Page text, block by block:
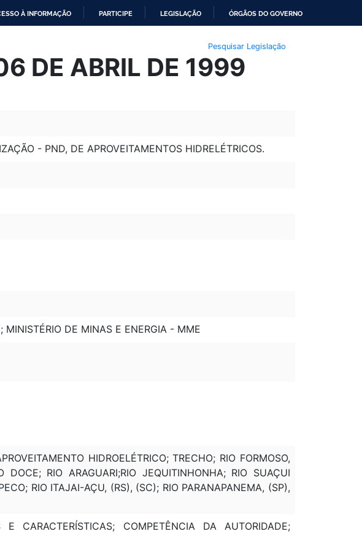
À INFORMAÇÃO PARTICIPE LEGISLAÇÃO ÓRGÃOS DO GOVERNO
Pesquisar Legislação
DE ABRIL DE 1999
- PND, DE APROVEITAMENTOS HIDRELÉTRICOS.
DE MINAS E ENERGIA - MME
HIDROELÉTRICO; TRECHO; RIO FORMOSO,
RIO ARAGUARI;RIO JEQUITINHONHA; RIO SUAÇUI
RIO ITAJAI-AÇU, (RS), (SC); RIO PARANAPANEMA, (SP),
E CARACTERÍSTICAS; COMPETÊNCIA DA AUTORIDADE;